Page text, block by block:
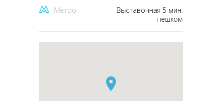
Метро
Выставочная 5 мин.
пешком